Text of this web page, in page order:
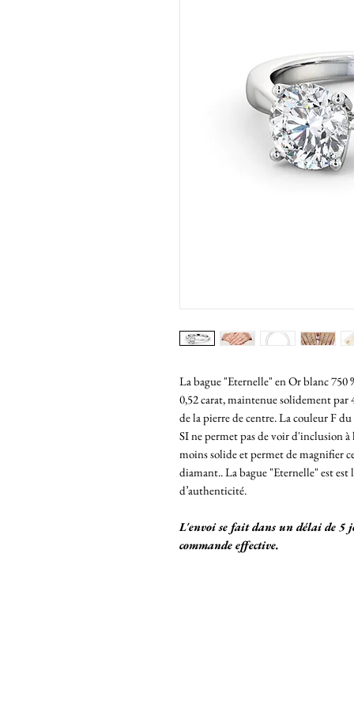
La bague "Eternelle" en Or blanc
0,52 carat, maintenue solidement
de la pierre de centre. La couleur F
SI ne permet pas de voir d'inclusion à
moins solide et permet de magnifier
diamant.. La bague "Eternelle" est
d’authenticité.
L'envoi se fait dans un délai de 5
commande effective.